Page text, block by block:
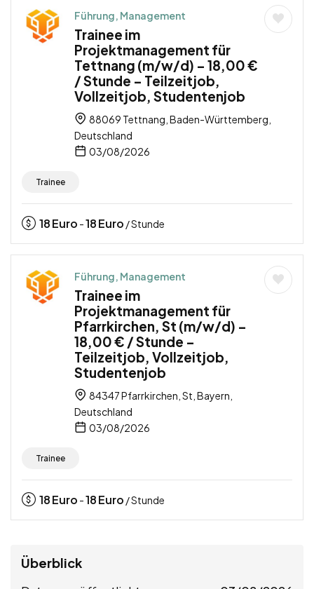
Führung, Management
Trainee im
Projektmanagement für
Tettnang (m/w/d) – 18,00 €
/ Stunde – Teilzeitjob,
Vollzeitjob, Studentenjob
88069 Tettnang, Baden-Württemberg,
Deutschland
03/08/2026
Trainee
18Euro -18Euro / Stunde
Führung, Management
Trainee im
Projektmanagement für
Pfarrkirchen, St (m/w/d) –
18,00 € / Stunde –
Teilzeitjob, Vollzeitjob,
Studentenjob
84347 Pfarrkirchen, St, Bayern,
Deutschland
03/08/2026
Trainee
18Euro -18Euro / Stunde
Überblick